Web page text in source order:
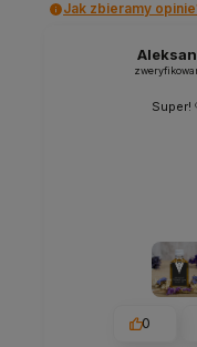
Jak zbieramy
Super!
0